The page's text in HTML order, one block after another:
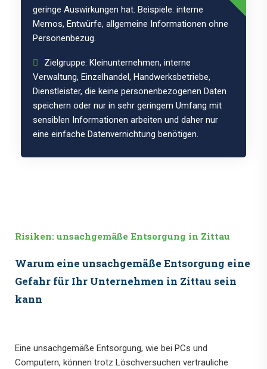
geringe Auswirkungen hat. Beispiele: interne
Memos, Entwürfe, allgemeine Informationen ohne
Personenbezug.
Zielgruppe: Kleinunternehmen, interne
Verwaltung, Einzelhandel, Handwerksbetriebe,
Dienstleister, die keine personenbezogenen Daten
speichern oder nur in sehr geringem Umfang mit
sensiblen Informationen arbeiten und daher nur
eine einfache Datenvernichtung benötigen.
Risiken: unsachgemäße Entsorgung in Zittau
Warum eine unsachgemäße Entsorgung eine
Gefahr für Ihr Unternehmen in Zittau sein
kann
Eine unsachgemäße Entsorgung, wie bei PCs und
Computern, können trotz Löschversuchen vertrauliche